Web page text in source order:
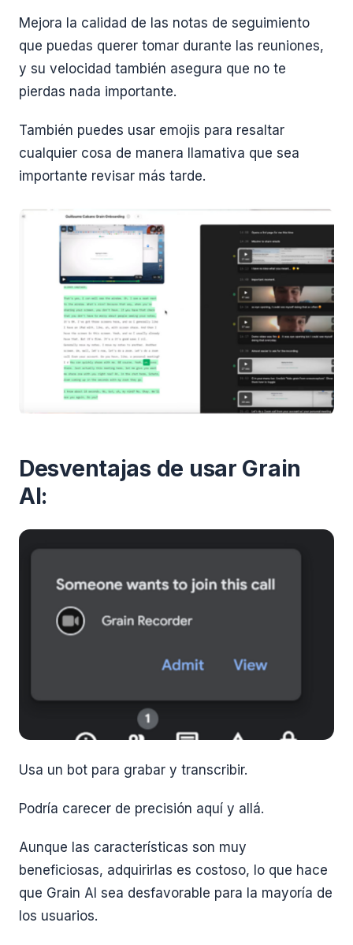
Mejora la calidad de las notas de seguimiento
que puedas querer tomar durante las reuniones,
y su velocidad también asegura que no te
pierdas nada importante.
También puedes usar emojis para resaltar
cualquier cosa de manera llamativa que sea
importante revisar más tarde.
Desventajas de usar Grain
AI:
Usa un bot para grabar y transcribir.
Podría carecer de precisión aquí y allá.
Aunque las características son muy
beneficiosas, adquirirlas es costoso, lo que hace
que Grain AI sea desfavorable para la mayoría de
los usuarios.